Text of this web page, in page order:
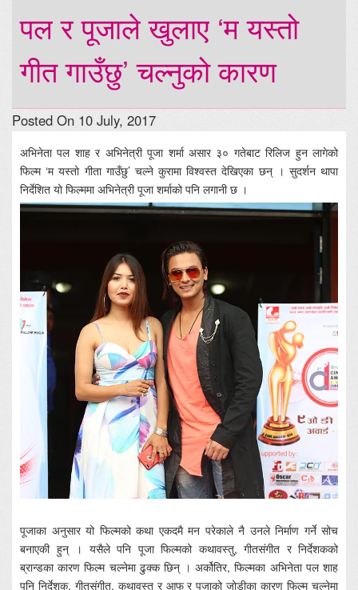
पल र पूजाले खुलाए ‘म यस्तो
गीत गाउँछु’ चल्नुको कारण
Posted On 10 July, 2017
अभिनेता पल शाह र अभिनेत्री पूजा शर्मा असार ३० गतेबाट रिलिज हुन लागेको
फिल्म ‘म यस्तो गीता गाउँछु’ चल्ने कुरामा विश्वस्त देखिएका छन् । सुदर्शन थापा
निर्देशित यो फिल्ममा अभिनेत्री पूजा शर्माको पनि लगानी छ ।
पूजाका अनुसार यो फिल्मको कथा एकदमै मन परेकाले नै उनले निर्माण गर्ने सोच
बनाएकी हुन् । यसैले पनि पूजा फिल्मको कथावस्तु, गीतसंगीत र निर्देशकको
ब्रान्डका कारण फिल्म चल्नेमा ढुक्क छिन् । अर्कोतिर, फिल्मका अभिनेता पल शाह
पनि निर्देशक, गीतसंगीत, कथावस्तु र आफू र पूजाको जोडीका कारण फिल्म चल्नेमा